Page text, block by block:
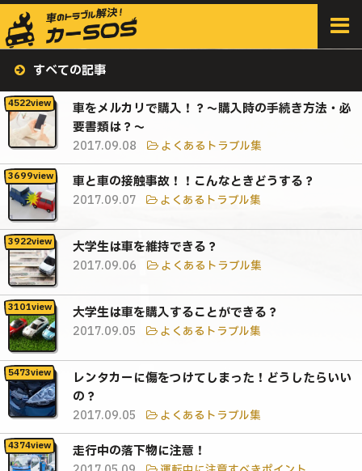
HOME > すべての記事
すべての記事
車をメルカリで購入！？～購入時の手続き方法・必
要書類は？～
2017.09.08 よくあるトラブル集
車と車の接触事故！！こんなときどうする？
2017.09.07 よくあるトラブル集
大学生は車を維持できる？
2017.09.06 よくあるトラブル集
大学生は車を購入することができる？
2017.09.05 よくあるトラブル集
レンタカーに傷をつけてしまった！どうしたらいい
の？
2017.09.05 よくあるトラブル集
走行中の落下物に注意！